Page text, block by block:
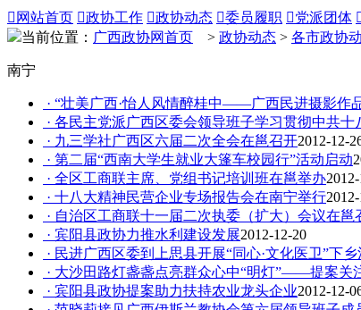
 网站首页 政协工作 政协动态 委员履职 党派团体
当前位置： 广西政协网首页 > 政协动态 > 各市政协
南宁
· “壮美广西·怡人风情醉桂中——广西民进摄影作
· 各民主党派广西区委会领导班子学习贯彻中共
· 九三学社广西区六届二次全会在邕召开2012-12-
· 第二届“西南大学生就业大篷车校园行”活动启动
· 全区工商联主席、党组书记培训班在邕举办
· 十八大精神民营企业专场报告会在南宁举行
· 自治区工商联十一届二次执委（扩大）会议在邕
· 宾阳县政协力推水利建设发展2012-12-20
· 民进广西区委到上思县开展“同心·文化医卫”下乡
· 大沙田路灯盏盏点亮群众心中“明灯”——提案关
· 宾阳县政协提案助力扶持农业龙头企业2012-12-